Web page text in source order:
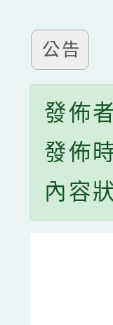
公告
發佈
發佈
內容